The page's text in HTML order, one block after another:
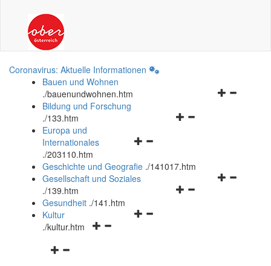
Coronavirus: Aktuelle Informationen
Bauen und Wohnen
./bauenundwohnen.htm
Navigationsmenü
Bildung und Forschung
./133.htm
Navigationsmenü
und
schließen
Europa und
Internationales
./203110.htm
Geschichte und Geografie ./141017.htm
Navigationsmenü
Gesellschaft und Soziales
./139.htm
Navigationsmenü
Gesundheit ./141.htm
Navigationsmenü
Kultur
./kultur.htm
Navigationsmenü